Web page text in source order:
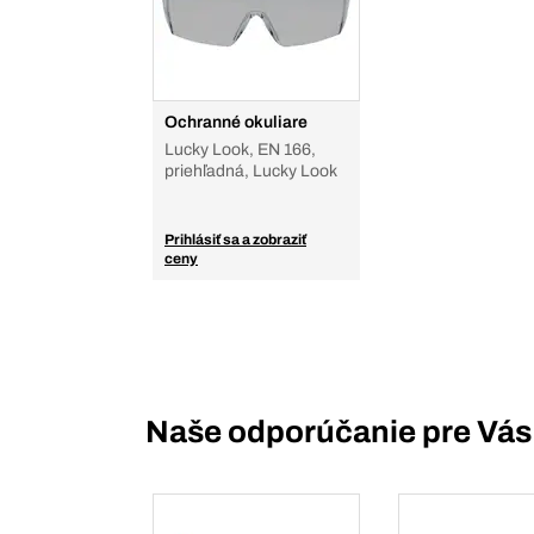
Ochranné okuliare
Lucky Look, EN 166,
priehľadná, Lucky Look
Prihlásiť sa a zobraziť
ceny
Naše odporúčanie pre